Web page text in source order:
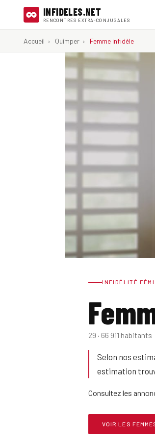
INFIDELES.NET
RENCONTRES EXTRA-CONJUGALES
Accueil › Quimper › Femme infidèle
INFIDÉLITÉ
29 · 66 911 habitants
Selon nos
estimation
Consultez les
VOIR LES